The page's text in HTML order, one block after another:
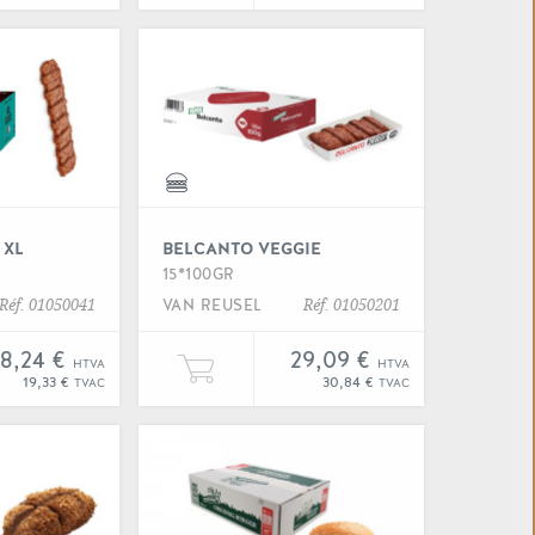
votre panier
Réf. 01050041
€ HTVA
19,33 € TVAC
une unité de "Belcanto maxi xl" à votre panier
BELCANTO VEGGIE
15*100GR
VAN REUSEL
Réf. 01050201
29,09 € HTVA
30,84 €TVAC
Ajouter une unité de